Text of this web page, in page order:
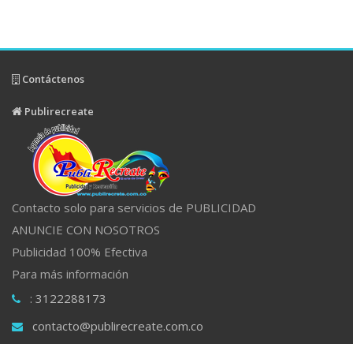
Contáctenos
Publirecreate
Contacto solo para servicios de PUBLICIDAD
ANUNCIE CON NOSOTROS
Publicidad 100% Efectiva
Para más información
: 3122288173
contacto@publirecreate.com.co